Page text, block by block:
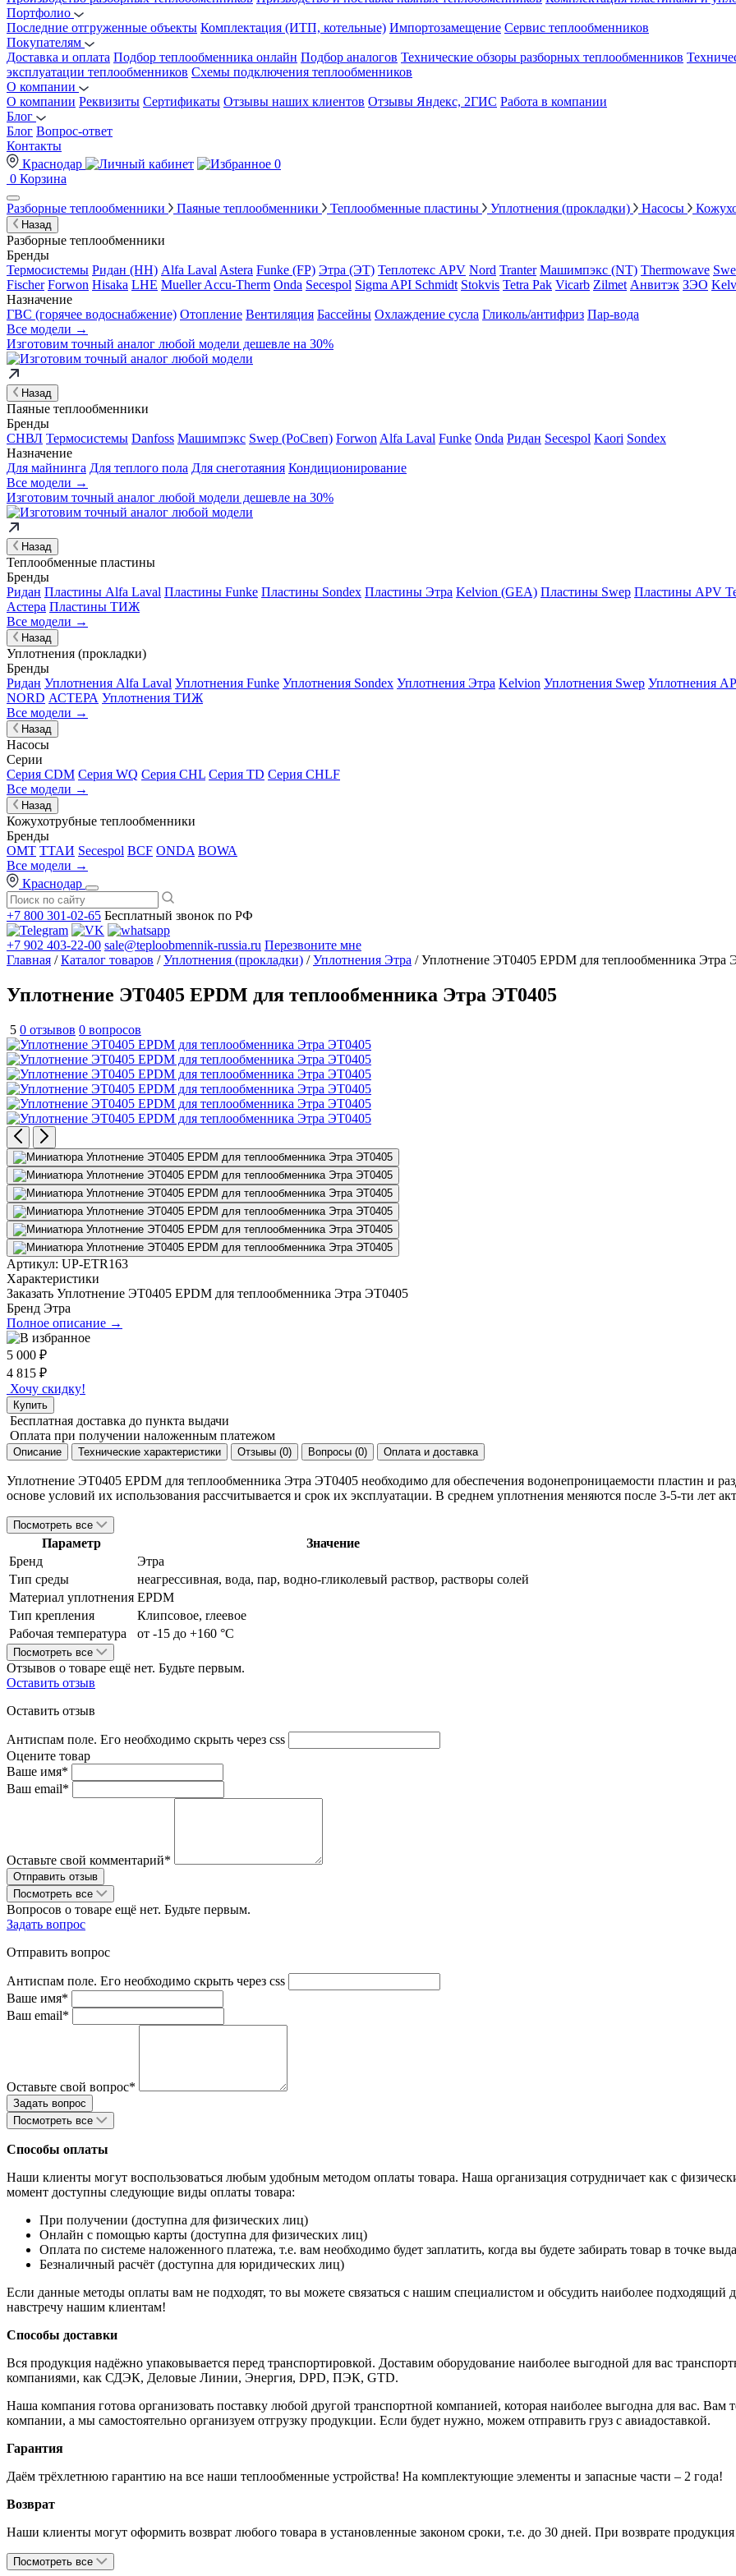
Портфолио
Последние отгруженные объекты Комплектация (ИТП, котельные) Импортозамещение Сервис теплообменников
Покупателям
Доставка и оплата Подбор теплообменника онлайн Подбор аналогов Технические обзоры разборных теплообменников
эксплуатации теплообменников Схемы подключения теплообменников
О компании
О компании Реквизиты Сертификаты Отзывы наших клиентов Отзывы Яндекс, 2ГИС Работа в компании
Блог
Блог Вопрос-ответ
Контакты
Краснодар
0
0 Корзина
Разборные теплообменники Паяные теплообменники Теплообменные пластины Уплотнения (прокладки) Насосы
Назад
Разборные теплообменники
Бренды
Термосистемы Ридан (НН) Alfa Laval Astera Funke (FP) Этра (ЭТ) Теплотекс APV Nord Tranter Машимпэкс (NT) Thermowave
Fischer Forwon Hisaka LHE Mueller Accu-Therm Onda Secespol Sigma API Schmidt Stokvis Tetra Pak Vicarb Zilmet Анвитэк ЗЭО
Назначение
ГВС (горячее водоснабжение) Отопление Вентиляция Бассейны Охлаждение сусла Гликоль/антифриз Пар-вода
Все модели →
Изготовим точный аналог любой модели дешевле на 30%
Назад
Паяные теплообменники
Бренды
СНВЛ Термосистемы Danfoss Машимпэкс Swep (РоСвеп) Forwon Alfa Laval Funke Onda Ридан Secespol Kaori Sondex
Назначение
Для майнинга Для теплого пола Для снеготаяния Кондиционирование
Все модели →
Изготовим точный аналог любой модели дешевле на 30%
Назад
Теплообменные пластины
Бренды
Ридан Пластины Alfa Laval Пластины Funke Пластины Sondex Пластины Этра Kelvion (GEA) Пластины Swep Пластины APV
Астера Пластины ТИЖ
Все модели →
Назад
Уплотнения (прокладки)
Бренды
Ридан Уплотнения Alfa Laval Уплотнения Funke Уплотнения Sondex Уплотнения Этра Kelvion Уплотнения Swep Уплотнения
NORD АСТЕРА Уплотнения ТИЖ
Все модели →
Назад
Насосы
Серии
Серия CDM Серия WQ Серия CHL Серия TD Серия CHLF
Все модели →
Назад
Кожухотрубные теплообменники
Бренды
OMT ТТАИ Secespol BCF ONDA BOWA
Все модели →
Краснодар
+7 800 301-02-65 Бесплатный звонок по РФ
+7 902 403-22-00 sale@teploobmennik-russia.ru Перезвоните мне
Главная /Каталог товаров /Уплотнения (прокладки) /Уплотнения Этра / Уплотнение ЭТ0405 EPDM для теплообменника Этра
Уплотнение ЭТ0405 EPDM для теплообменника Этра ЭТ0405
5 0 отзывов 0 вопросов
Артикул: UP-ETR163
Характеристики
Заказать Уплотнение ЭТ0405 EPDM для теплообменника Этра ЭТ0405
Бренд Этра
Полное описание →
5 000 ₽
4 815 ₽
Хочу скидку!
Купить
Бесплатная доставка до пункта выдачи
Оплата при получении наложенным платежом
Описание Технические характеристики Отзывы (0) Вопросы (0) Оплата и доставка
Уплотнение ЭТ0405 EPDM для теплообменника Этра ЭТ0405 необходимо для обеспечения водонепроницаемости пластин и
основе условий их использования рассчитывается и срок их эксплуатации. В среднем уплотнения меняются после 3-5-ти лет
Посмотреть все
Параметр
Значение
Бренд
Этра
Тип среды
неагрессивная, вода, пар, водно-гликолевый раствор, растворы солей
Материал уплотнения EPDM
Тип крепления
Клипсовое, rлеевое
Рабочая температура
от -15 до +160 °С
Посмотреть все
Отзывов о товаре ещё нет. Будьте первым.
Оставить отзыв
Оставить отзыв
Антиспам поле. Его необходимо скрыть через css
Оцените товар
Ваше имя*
Ваш email*
Оставьте свой комментарий*
Посмотреть все
Вопросов о товаре ещё нет. Будьте первым.
Задать вопрос
Отправить вопрос
Антиспам поле. Его необходимо скрыть через css
Ваше имя*
Ваш email*
Оставьте свой вопрос*
Посмотреть все
Способы оплаты
Наши клиенты могут воспользоваться любым удобным методом оплаты товара. Наша организация сотрудничает как с
момент доступны следующие виды оплаты товара:
При получении (доступна для физических лиц)
Онлайн с помощью карты (доступна для физических лиц)
Оплата по системе наложенного платежа, т.е. вам необходимо будет заплатить, когда вы будете забирать товар в точке
Безналичный расчёт (доступна для юридических лиц)
Если данные методы оплаты вам не подходят, то вы можете связаться с нашим специалистом и обсудить наиболее подходящий
навстречу нашим клиентам!
Способы доставки
Вся продукция надёжно упаковывается перед транспортировкой. Доставим оборудование наиболее выгодной для вас
компаниями, как СДЭК, Деловые Линии, Энергия, DPD, ПЭК, GTD.
Наша компания готова организовать поставку любой другой транспортной компанией, которая наиболее выгодна для вас.
компании, а мы самостоятельно организуем отгрузку продукции. Если будет нужно, можем отправить груз с авиадоставкой.
Гарантия
Даём трёхлетнюю гарантию на все наши теплообменные устройства! На комплектующие элементы и запасные части – 2 года!
Возврат
Наши клиенты могут оформить возврат любого товара в установленные законом сроки, т.е. до 30 дней. При возврате
Посмотреть все